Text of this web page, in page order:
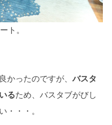
ト。
かったのですが、バスタ
るため、バスタブがびし
・・・。